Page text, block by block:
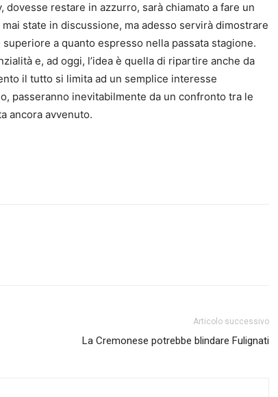
dovesse restare in azzurro, sarà chiamato a fare un
state in discussione, ma adesso servirà dimostrare
a quanto espresso nella passata stagione.
e, ad oggi, l’idea è quella di ripartire anche da
il tutto si limita ad un semplice interesse
passeranno inevitabilmente da un confronto tra le
ancora avvenuto.
Articolo successivo
La Cremonese potrebbe blindare Fulignati